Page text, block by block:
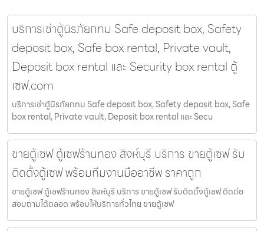
บริการเช่าตู้นิรภัยกทม Safe deposit box, Safety
deposit box, Safe box rental, Private vault,
Deposit box rental และ Security box rental ตู้
เซฟ.com
บริการเช่าตู้นิรภัยกทม Safe deposit box, Safety deposit box, Safe
box rental, Private vault, Deposit box rental และ Secu
ขายตู้เซฟ ตู้เซฟร้านทอง สิงห์บุรี บริการ ขายตู้เซฟ รับ
ติดตั้งตู้เซฟ พร้อมทีมงานมืออาชีพ ราคาถูก
ขายตู้เซฟ ตู้เซฟร้านทอง สิงห์บุรี บริการ ขายตู้เซฟ รับติดตั้งตู้เซฟ ติดต่อ
สอบถามได้ตลอด พร้อมให้บริการทั่วไทย ขายตู้เซฟ